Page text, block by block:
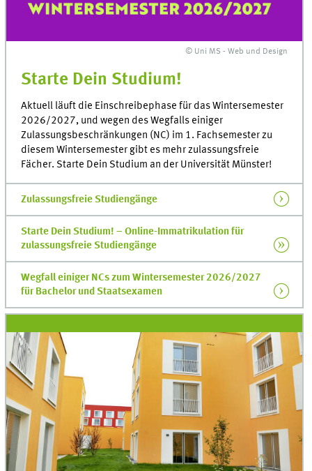
© Uni MS - Web und Design
Starte Dein Studium!
Aktuell läuft die Einschreibephase für das Wintersemester
2026/2027, und wegen des Wegfalls einiger
Zulassungsbeschränkungen (NC) im 1. Fachsemester zu
diesem Wintersemester gibt es mehr zulassungsfreie
Fächer. Starte Dein Studium an der Universität Münster!
Zulassungsfreie Studiengänge
Starte Dein Studium! – Online-Immatrikulation für
zulassungsfreie Studiengänge
Wegfall einiger NCs zum Wintersemester 2026/2027
für Bachelor und Staatsexamen